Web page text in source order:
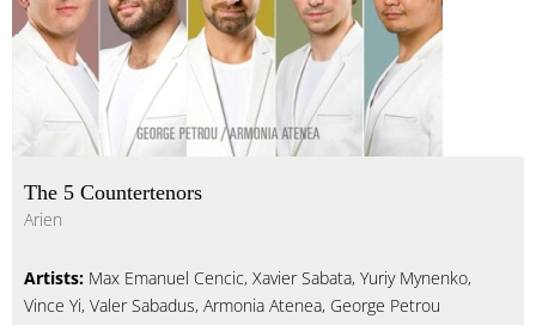
The 5 Countertenors
Arien
Artists: Max Emanuel Cencic, Xavier Sabata, Yuriy Mynenko,
Vince Yi, Valer Sabadus, Armonia Atenea, George Petrou